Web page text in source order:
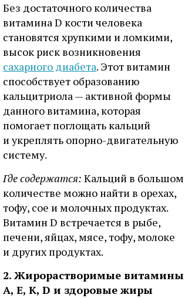
Без достаточного количества
витамина D кости человека
становятся хрупкими и ломкими,
высок риск возникновения
сахарного диабета. Этот витамин
способствует образованию
кальцитриола — активной формы
данного витамина, которая
помогает поглощать кальций
и укреплять опорно-двигательную
систему.
Где содержатся: Кальций в большом
количестве можно найти в орехах,
тофу, сое и молочных продуктах.
Витамин D встречается в рыбе,
печени, яйцах, мясе, тофу, молоке
и других продуктах.
2. Жирорастворимые витамины
А, Е, К, D и здоровые жиры